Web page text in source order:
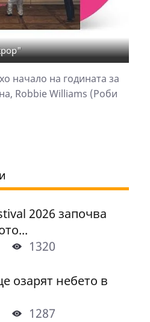
начало на годината за
Robbie Williams (Роби
2026 започва
1320
озарят небето в
1287